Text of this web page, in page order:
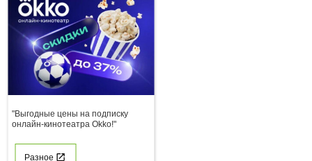
"Выгодные цены на подписку
онлайн-кинотеатра Okko!"
Разное